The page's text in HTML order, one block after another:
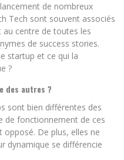
de nombreux
Tech sont souvent associés
centre de toutes les
de success stories.
startup et ce qui la
?
des autres ?
sont bien différentes des
de fonctionnement de ces
De plus, elles ne
dynamique se différencie